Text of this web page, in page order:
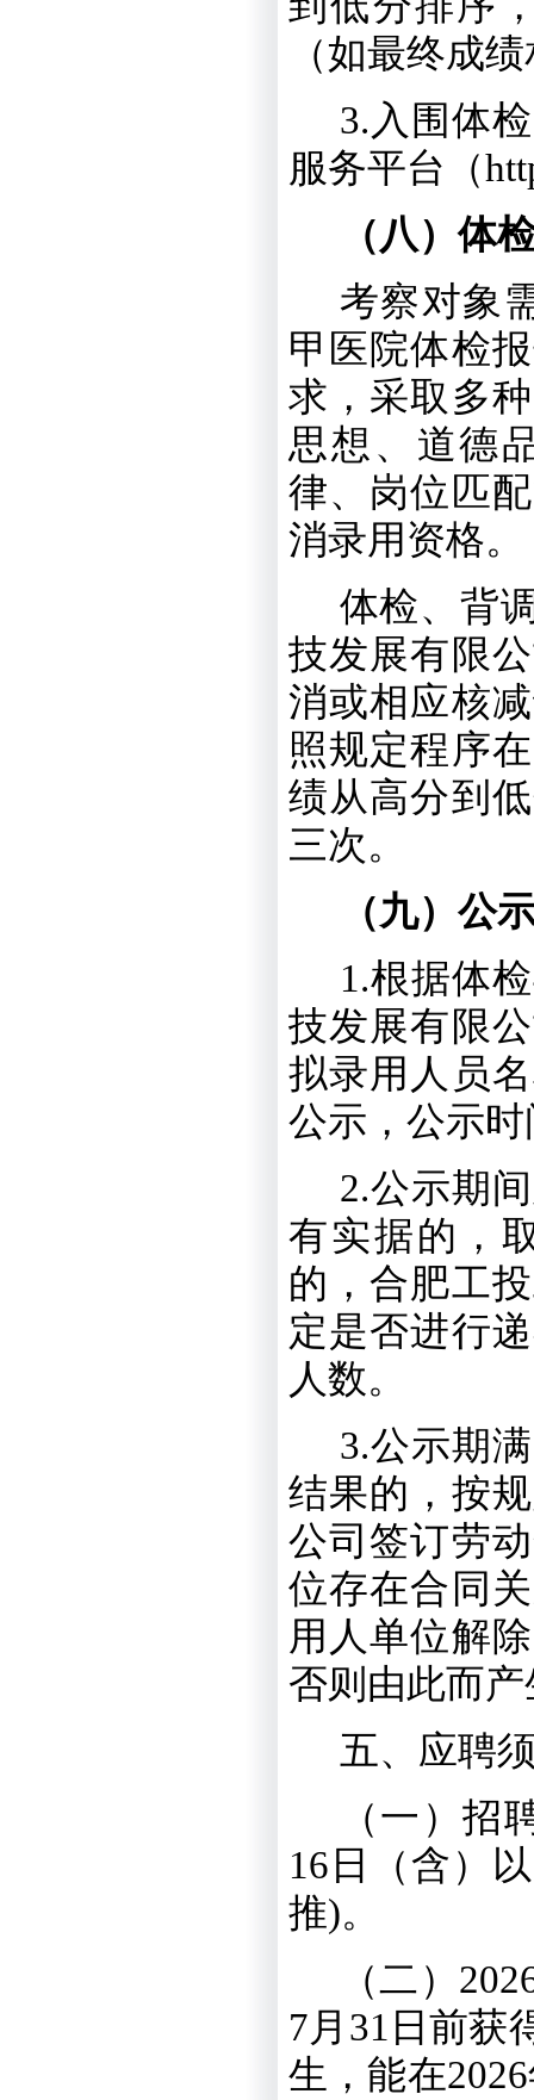
（如最终成
3. 入围体
服务平台（
（八）体
考察对象
甲医院体检
求，采取多
思想、道德
律、岗位匹
消录用资格。
体检、背
技发展有限
消或相应核
照规定程序
绩从高分到
三次。
（九）公
1.根据体
技发展有限
拟录用人员
公示，公示时
2.公示期
有实据的，
的，合肥工
定是否进行
人数。
3.公示期
结果的，按
公司签订劳
位存在合同
用人单位解
否则由此而
五、 应聘
（一）招
16 日（含）
推)。
（二）
7月 31 日前获
生，能在2026